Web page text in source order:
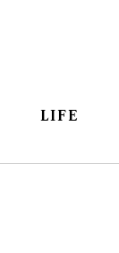
LIFE